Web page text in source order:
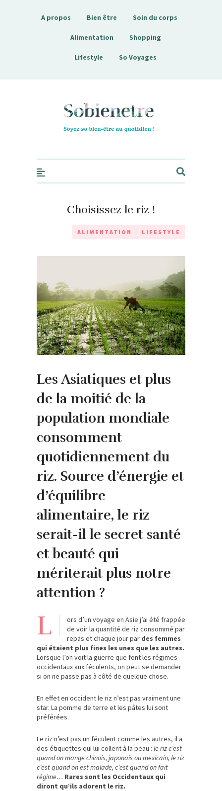
A propos Bien être Soin du corps
Alimentation Shopping
Lifestyle So Voyages
Sobienetre
Choisissez le riz !
ALIMENTATION LIFESTYLE
Les Asiatiques et plus
de la moitié de la
population mondiale
consomment
quotidiennement du
riz. Source d’énergie et
d’équilibre
alimentaire, le riz
serait-il le secret santé
et beauté qui
mériterait plus notre
attention ?
L
ors d’un voyage en Asie j’ai été frappée
de voir la quantité de riz consommé par
repas et chaque jour par des femmes
qui étaient plus fines les unes que les autres.
Lorsque l’on voit la guerre que font les régimes
occidentaux aux féculents, on peut se demander
si on ne passe pas à côté de quelque chose.
En effet en occident le riz n’est pas vraiment une
star. La pomme de terre et les pâtes lui sont
préférées.
Le riz n’est pas un féculent comme les autres, il a
des étiquettes qui lui collent à la peau : le riz c’est
quand on mange chinois, japonais ou mexicain, le riz
c’est quand on est malade, c’est quand on fait
régime… Rares sont les Occidentaux qui
diront qu’ils adorent le riz.